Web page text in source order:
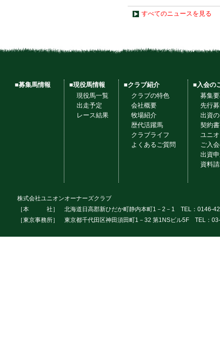
すべてのニュースを見る
■募集馬情報
■現役馬情報
現役馬一覧
出走予定
レース結果
■クラブ紹介
クラブの特色
会社概要
牧場紹介
歴代活躍馬
クラブライフ
よくあるご質問
■入会の
募集
先行
出資
契約
ユニ
ご入
出資
資料
株式会社ユニオンオーナーズクラブ
［本 社］ 北海道日高郡新ひだか町静内本町1－2－1 TEL：0146-
［東京事務所］ 東京都千代田区神田須田町1－32 第1NSビル5F TEL：